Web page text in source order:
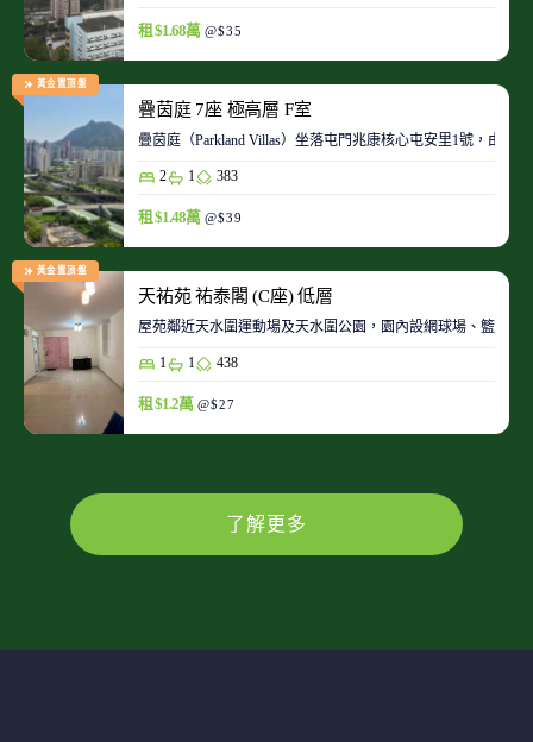
租 $1.68萬 @$35
黃金置頂盤
疊茵庭 7座 極高層 F室
疊茵庭（Parkland Villas）坐落屯門兆康核心屯安里1號，由
2 1 383
租 $1.48萬 @$39
黃金置頂盤
天祐苑 祐泰閣 (C座) 低層
屋苑鄰近天水圍運動場及天水圍公園，園內設網球場、籃球
1 1 438
租 $1.2萬 @$27
了解更多